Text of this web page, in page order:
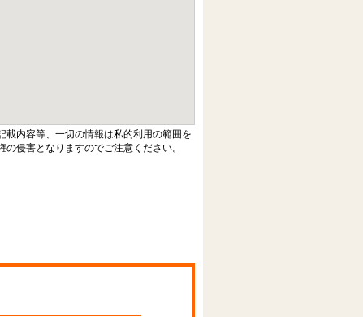
載内容等、一切の情報は私的利用の範囲を
侵害となりますのでご注意ください。